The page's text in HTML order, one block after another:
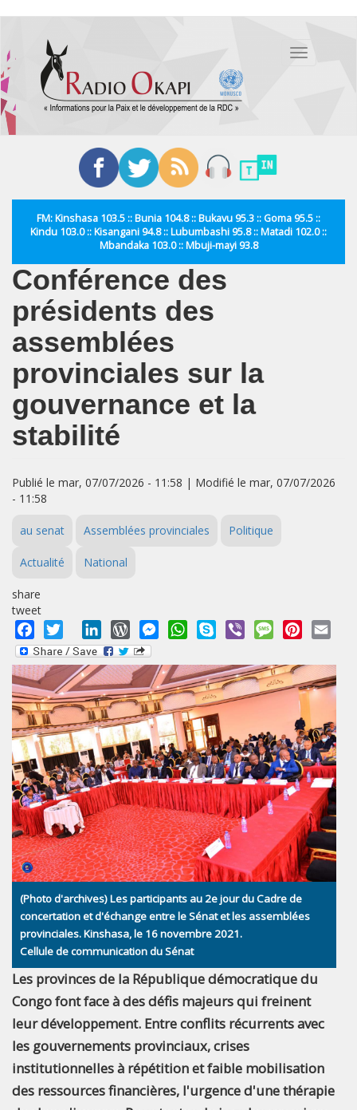
contenu
principal
Toggle
FM: Kinshasa 103.5 :: Bunia 104.8 :: Bukavu 95.3 :: Goma 95.5 ::
Kindu 103.0 :: Kisangani 94.8 :: Lubumbashi 95.8 :: Matadi 102.0 ::
Mbandaka 103.0 :: Mbuji-mayi 93.8
Conférence des
présidents des
assemblées
provinciales sur la
gouvernance et la
stabilité
Publié le mar, 07/07/2026 - 11:58 | Modifié le mar, 07/07/2026
- 11:58
au senat Assemblées provinciales Politique
Actualité National
share
tweet
Facebook
Twitter LinkedInWordPressMessengerWhatsApp
Skype Viber MessagePinterest
(Photo d'archives) Les participants au 2e jour du Cadre de
concertation et d'échange entre le Sénat et les assemblées
provinciales. Kinshasa, le 16 novembre 2021.
Cellule de communication du Sénat
Les provinces de la République démocratique du
Congo font face à des défis majeurs qui freinent
leur développement. Entre conflits récurrents avec
les gouvernements provinciaux, crises
institutionnelles à répétition et faible mobilisation
des ressources financières, l'urgence d'une thérapie